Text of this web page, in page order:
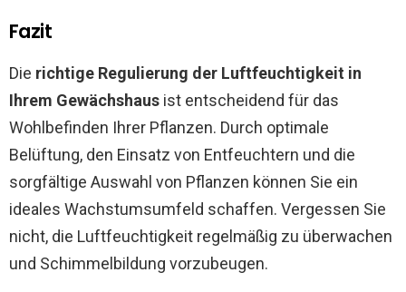
Fazit
Die richtige Regulierung der Luftfeuchtigkeit in
Ihrem Gewächshaus ist entscheidend für das
Wohlbefinden Ihrer Pflanzen. Durch optimale
Belüftung, den Einsatz von Entfeuchtern und die
sorgfältige Auswahl von Pflanzen können Sie ein
ideales Wachstumsumfeld schaffen. Vergessen Sie
nicht, die Luftfeuchtigkeit regelmäßig zu überwachen
und Schimmelbildung vorzubeugen.